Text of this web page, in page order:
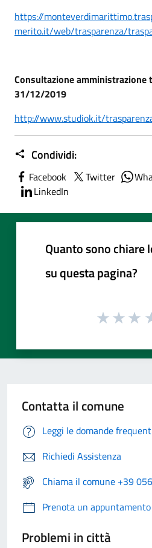
https://
merito.it/web/trasparenza/
Consultazione
31/12/2019
http://www.studiok.it/
Condividi:
Facebook Twitter
LinkedIn
Quanto sono chiare
su questa pagina?
Contatta il comune
Leggi le domande
Richiedi Assistenza
Chiama il comune +39
Prenota un appuntamento
Problemi in città